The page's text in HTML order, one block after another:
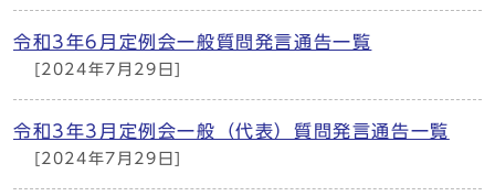
令和3年6月定例会一般質問発言通告一覧
[2024年7月29日]
令和3年3月定例会一般（代表）質問発言通告一覧
[2024年7月29日]